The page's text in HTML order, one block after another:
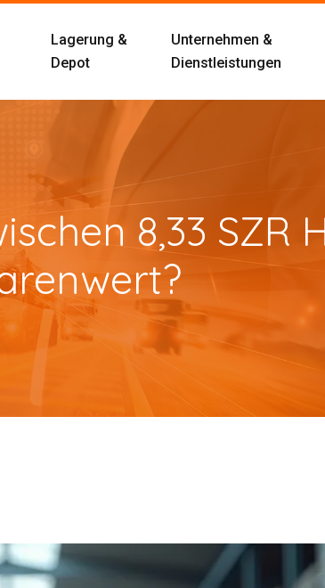
Lagerung &
Depot
Unternehmen &
Dienstleistungen
8,33 SZR